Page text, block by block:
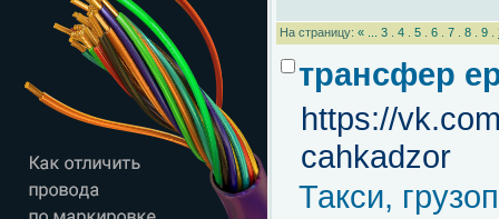
На страницу: « 3 4 5 6 7 8 9
трансфер
https://
cahkadzor
Такси,